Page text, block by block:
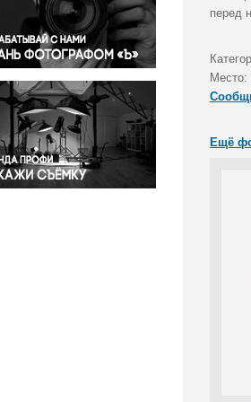
Правосудие
Происшествия и конфликты
Религия
Светская жизнь
Спорт
Экология
Экономика и бизнес
перед
Место:
Ещё